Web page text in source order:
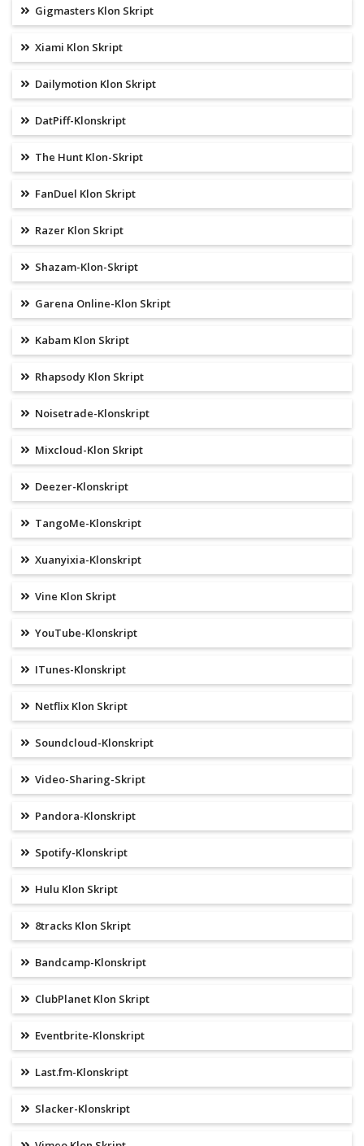
Gigmasters Klon Skript
Xiami Klon Skript
Dailymotion Klon Skript
DatPiff-Klonskript
The Hunt Klon-Skript
FanDuel Klon Skript
Razer Klon Skript
Shazam-Klon-Skript
Garena Online-Klon Skript
Kabam Klon Skript
Rhapsody Klon Skript
Noisetrade-Klonskript
Mixcloud-Klon Skript
Deezer-Klonskript
TangoMe-Klonskript
Xuanyixia-Klonskript
Vine Klon Skript
YouTube-Klonskript
ITunes-Klonskript
Netflix Klon Skript
Soundcloud-Klonskript
Video-Sharing-Skript
Pandora-Klonskript
Spotify-Klonskript
Hulu Klon Skript
8tracks Klon Skript
Bandcamp-Klonskript
ClubPlanet Klon Skript
Eventbrite-Klonskript
Last.fm-Klonskript
Slacker-Klonskript